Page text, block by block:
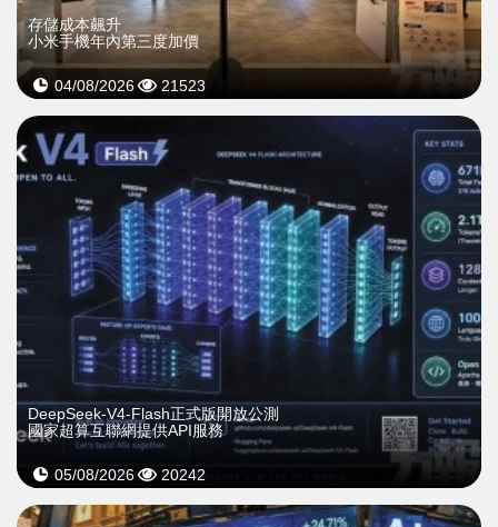
存儲成本飆升
小米手機年內第三度加價
04/08/2026 21523
DeepSeek-V4-Flash正式版開放公測
國家超算互聯網提供API服務
05/08/2026 20242